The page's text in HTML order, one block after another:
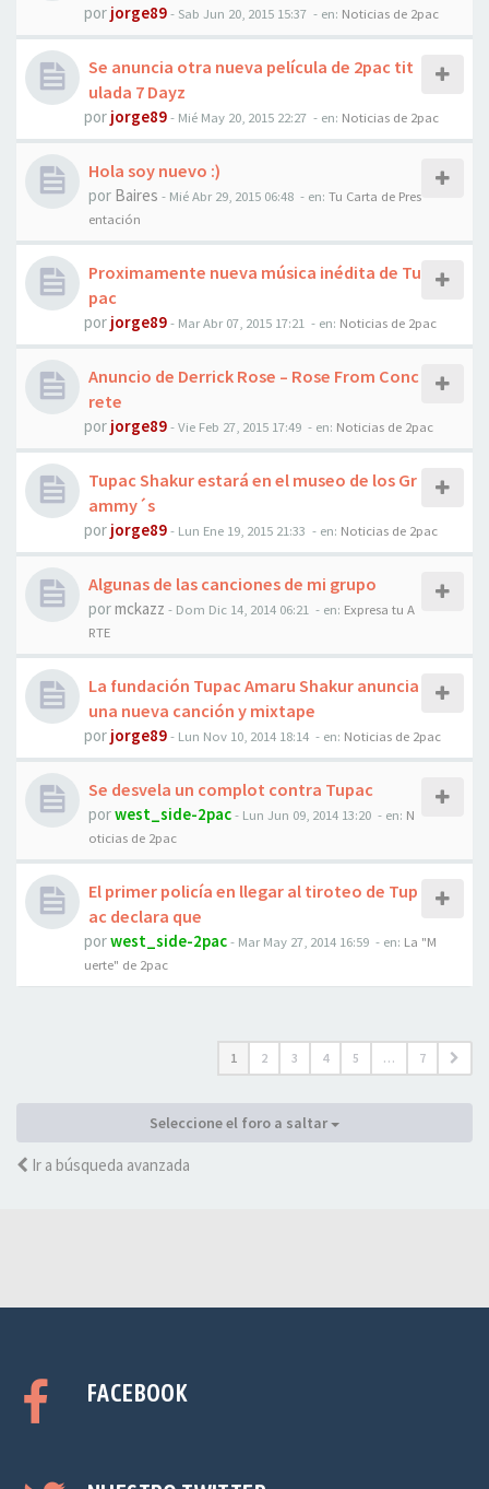
por jorge89- Sab Jun 20, 2015 15:37 - en: Noticias de 2pac
Se anuncia otra nueva película de 2pac tit
ulada 7 Dayz
por jorge89- Mié May 20, 2015 22:27 - en: Noticias de 2pac
Hola soy nuevo :)
por Baires - Mié Abr 29, 2015 06:48 - en: Tu Carta de Pres
entación
Proximamente nueva música inédita de Tu
pac
por jorge89- Mar Abr 07, 2015 17:21 - en: Noticias de 2pac
Anuncio de Derrick Rose – Rose From Conc
rete
por jorge89-Vie Feb 27, 2015 17:49 - en: Noticias de 2pac
Tupac Shakur estará en el museo de los Gr
ammy´s
por jorge89- Lun Ene 19, 2015 21:33 - en: Noticias de 2pac
Algunas de las canciones de mi grupo
pormckazz - Dom Dic 14, 2014 06:21 - en: Expresa tu A
RTE
La fundación Tupac Amaru Shakur anuncia
una nueva canción y mixtape
por jorge89- Lun Nov 10, 2014 18:14 - en: Noticias de 2pac
Se desvela un complot contra Tupac
porwest_side-2pac- Lun Jun 09, 2014 13:20 - en: N
oticias de 2pac
El primer policía en llegar al tiroteo de Tup
ac declara que
porwest_side-2pac- Mar May 27, 2014 16:59 - en: La "M
uerte" de 2pac
1 2 3 4 5 … 7
Seleccione el foro a saltar
Ir a búsqueda avanzada
FACEBOOK